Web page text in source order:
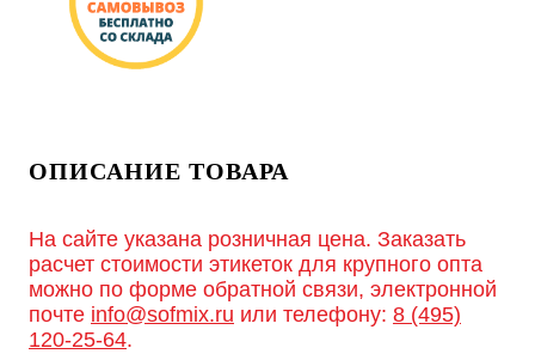
ОПИСАНИЕ ТОВАРА
На сайте указана розничная цена. Заказать
расчет стоимости этикеток для крупного опта
можно по форме обратной связи, электронной
почте info@sofmix.ru или телефону: 8 (495)
120-25-64.